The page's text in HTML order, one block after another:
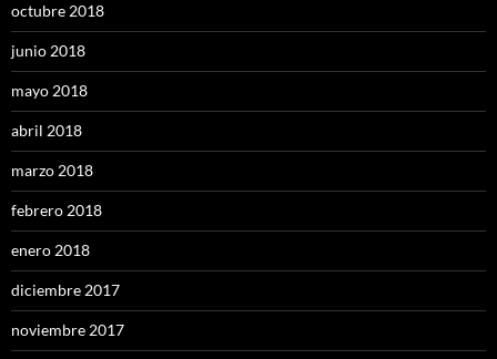
octubre 2018
junio 2018
mayo 2018
abril 2018
marzo 2018
febrero 2018
enero 2018
diciembre 2017
noviembre 2017